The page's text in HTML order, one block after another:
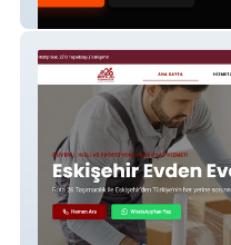
Zenith Oto Kiralama